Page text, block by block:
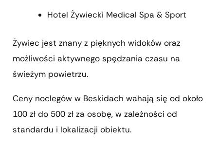
Hotel Żywiecki Medical Spa & Sport
Żywiec jest znany z pięknych widoków oraz
możliwości aktywnego spędzania czasu na
świeżym powietrzu.
Ceny noclegów w Beskidach wahają się od około
100 zł do 500 zł za osobę, w zależności od
standardu i lokalizacji obiektu.